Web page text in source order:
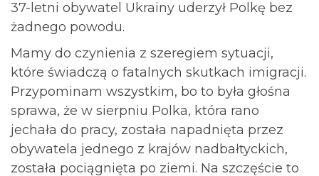
37-letni obywatel Ukrainy uderzył Polkę bez
żadnego powodu.
Mamy do czynienia z szeregiem sytuacji,
które świadczą o fatalnych skutkach imigracji.
Przypominam wszystkim, bo to była głośna
sprawa, że w sierpniu Polka, która rano
jechała do pracy, została napadnięta przez
obywatela jednego z krajów nadbałtyckich,
została pociągnięta po ziemi. Na szczęście to